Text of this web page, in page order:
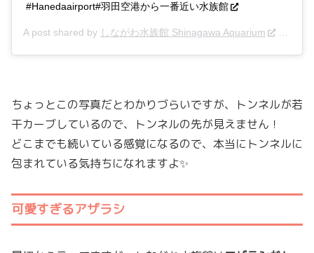
#Hanedaairport#羽田空港から一番近い水族館
A post shared by しながわ水族館 Shinagawa Aquarium
ちょっとこの写真だとわかりづらいですが、トンネルが若
干カーブしているので、トンネルの先が見えません！
どこまでも続いている感覚になるので、本当にトンネルに
包まれている気持ちになれますよ✨
可愛すぎるアザラシ